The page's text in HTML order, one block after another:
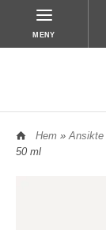
MENY
Hem » Ansikte
50 ml